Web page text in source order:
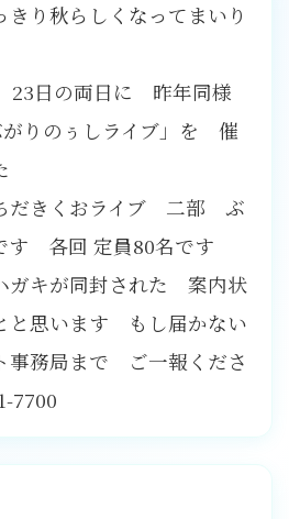
り秋らしくなってまいり
日の両日に 昨年同様
りのぅしライブ」を 催
きくおライブ 二部 ぶ
す 各回 定員80名です
キが同封された 案内状
と思います もし届かない
務局まで ご一報くださ
7700